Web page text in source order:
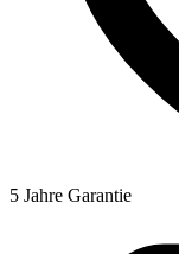
5 Jahre Garantie